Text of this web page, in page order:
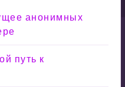
анонимных
путь к